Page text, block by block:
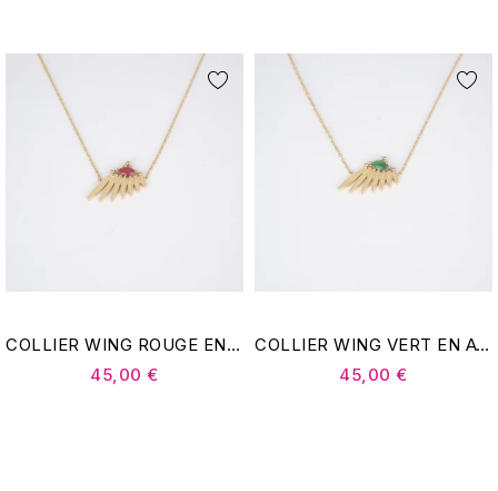
COLLIER WING ROUGE EN ACIER DORÉ - ZAG BIJOUX
45,00 €
COLLIER WING VERT EN ACIER DORÉ - ZAG BIJOUX
45,00 €